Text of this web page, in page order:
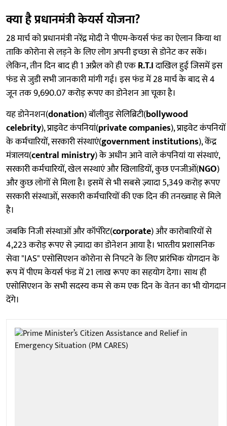
क्या है प्रधानमंत्री केयर्स योजना?
28 मार्च को प्रधानमंत्री नरेंद्र मोदी ने पीएम-केयर्स फंड का ऐलान किया था
ताकि कोरोना से लड़ने के लिए लोग अपनी इच्छा से डोनेट कर सकें।
लेकिन, तीन दिन बाद ही 1 अप्रैल को ही एकR.T.Iदाखिल हुई जिसमें इस
फंड से जुडी सभी जानकारी मांगी गई। इस फंड में 28 मार्च के बाद से 4
जून तक 9,690.07 करोड़ रूपए का डोनेशन आ चूका है।
यह डोनेनशन(donation) बॉलीवुड सेलिब्रिटी(bollywood
celebrity), प्राइवेट कंपनियां(private companies), प्राइवेट कंपनियों
के कर्मचारियों, सरकारी संस्थाएं(government institutions), केंद्र
मंत्रालय(central ministry) के अधीन आने वाले कंपनियां या संस्थाएं,
सरकारी कर्मचारियों, खेल सस्थाएं और खिलाडियों, कुछ एनजीओं(NGO)
और कुछ लोगों से मिला है। इसमें से भी सबसे ज़्यादा 5,349 करोड़ रूपए
सरकारी संस्थाओं, सरकारी कर्मचारियों की एक दिन की तनख्वाह से मिले
है।
जबकि निजी संस्थाओं और कॉर्पोरेट(corporate) और कारोबारियों से
4,223 करोड़ रूपए से ज़्यादा का डोनेशन आया है। भारतीय प्रशासनिक
सेवा "IAS" एसोसिएशन कोरोना से निपटने के लिए प्रारंभिक योगदान के
रूप में पीएम केयर्स फंड में 21 लाख रूपए का सहयोग देगा। साथ ही
एसोसिएशन के सभी सदस्य कम से कम एक दिन के वेतन का भी योगदान
देंगे।